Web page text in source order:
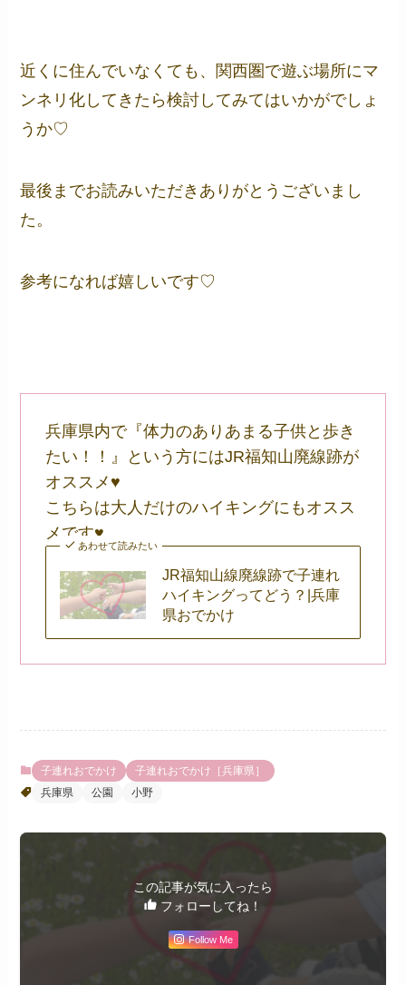
近くに住んでいなくても、関西圏で遊ぶ場所にマ
ンネリ化してきたら検討してみてはいかがでしょ
うか♡
最後までお読みいただきありがとうございまし
た。
参考になれば嬉しいです♡
兵庫県内で『体力のありあまる子供と歩き
たい！！』という方にはJR福知山廃線跡が
オススメ♥
こちらは大人だけのハイキングにもオスス
メです♥
あわせて読みたい
JR福知山線廃線跡で子連れ
ハイキングってどう？|兵庫
県おでかけ
子連れおでかけ
子連れおでかけ［兵庫県］
兵庫県
公園 小野
この記事が気に入ったら
フォローしてね！
Follow Me